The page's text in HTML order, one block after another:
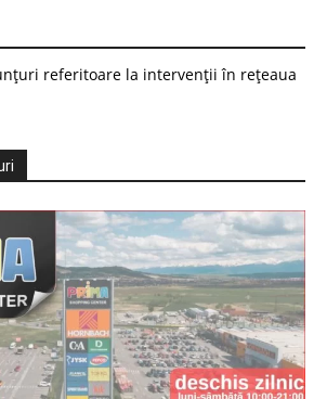
referitoare la intervenții în rețeaua